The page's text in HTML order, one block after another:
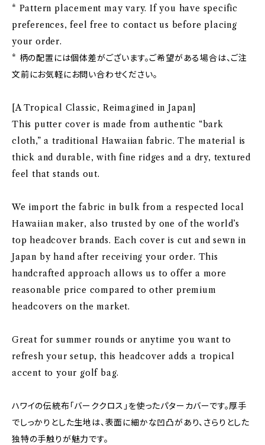
* Pattern placement may vary. If you have specific
preferences, feel free to contact us before placing
your order.
* 柄の配置には個体差がございます。ご希望がある場合は、ご注
文前にお気軽にお問い合わせください。
[A Tropical Classic, Reimagined in Japan]
This putter cover is made from authentic “bark
cloth,” a traditional Hawaiian fabric. The material is
thick and durable, with fine ridges and a dry, textured
feel that stands out.
We import the fabric in bulk from a respected local
Hawaiian maker, also trusted by one of the world’s
top headcover brands. Each cover is cut and sewn in
Japan by hand after receiving your order. This
handcrafted approach allows us to offer a more
reasonable price compared to other premium
headcovers on the market.
Great for summer rounds or anytime you want to
refresh your setup, this headcover adds a tropical
accent to your golf bag.
ハワイの伝統布「バーククロス」を使ったパターカバーです。厚手
でしっかりとした生地は、表面に細かな凹凸があり、さらりとした
独特の手触りが魅力です。